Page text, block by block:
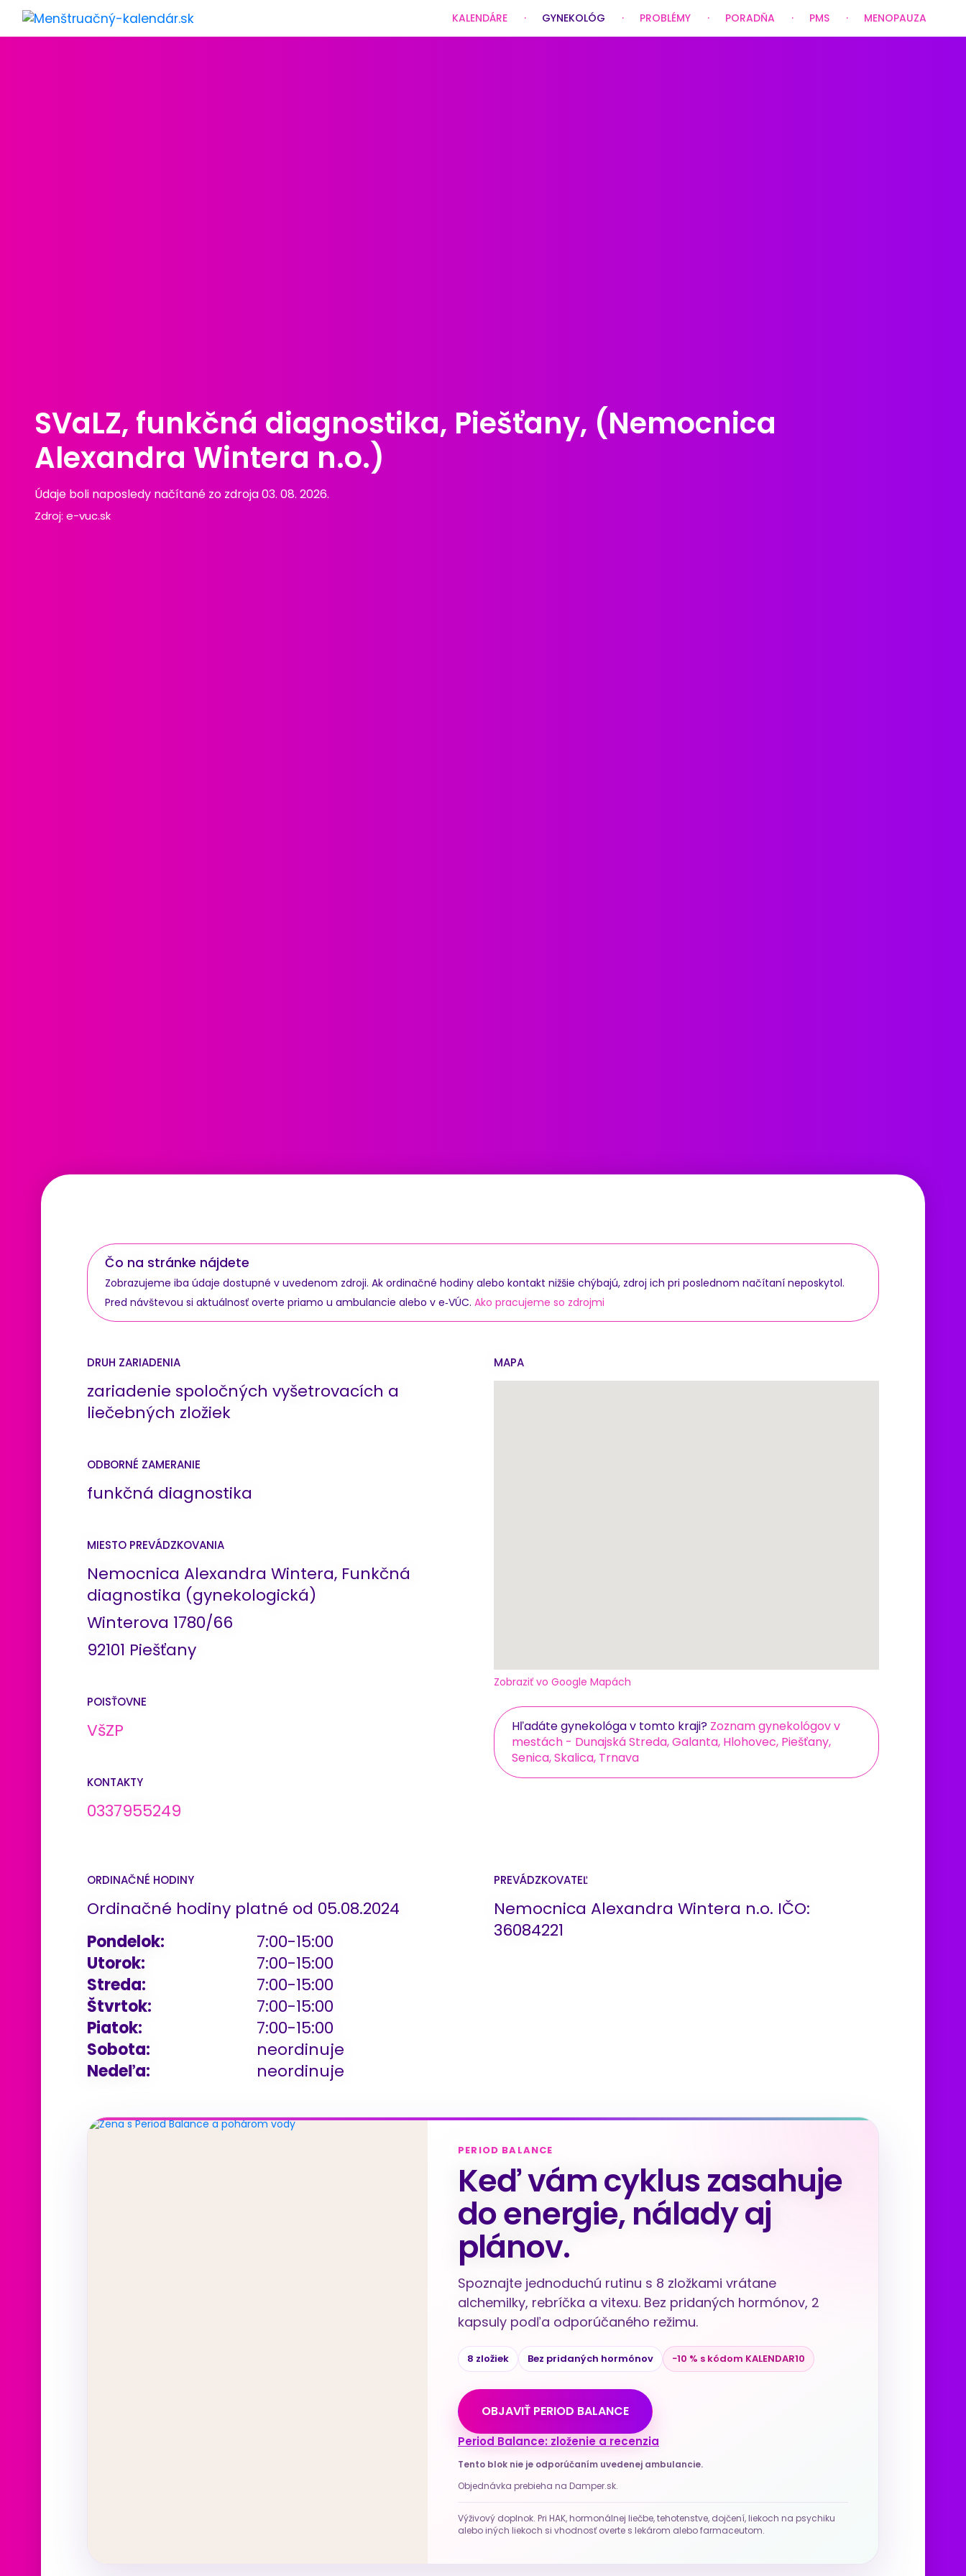
KALENDÁRE GYNEKOLÓG PROBLÉMY PORADŇA PMS MENOPAUZA
SVaLZ, funkčná diagnostika, Piešťany, (Nemocnica
Alexandra Wintera n.o.)
Údaje boli naposledy načítané zo zdroja 03. 08. 2026.
Zdroj: e-vuc.sk
Čo na stránke nájdete
Zobrazujeme iba údaje dostupné v uvedenom zdroji. Ak ordinačné hodiny alebo kontakt nižšie chýbajú, zdroj ich pri poslednom načítaní neposkytol.
Pred návštevou si aktuálnosť overte priamo u ambulancie alebo v e‑VÚC. Ako pracujeme so zdrojmi
DRUH ZARIADENIA
zariadenie spoločných vyšetrovacích a
liečebných zložiek
ODBORNÉ ZAMERANIE
funkčná diagnostika
MIESTO PREVÁDZKOVANIA
Nemocnica Alexandra Wintera, Funkčná
diagnostika (gynekologická)
Winterova 1780/66
92101 Piešťany
POISŤOVNE
VšZP
KONTAKTY
0337955249
MAPA
Zobraziť vo Google Mapách
Hľadáte gynekológa v tomto kraji? Zoznam gynekológov v
mestách - Dunajská Streda, Galanta, Hlohovec, Piešťany,
Senica, Skalica, Trnava
ORDINAČNÉ HODINY
Ordinačné hodiny platné od 05.08.2024
Pondelok:
7:00-15:00
Utorok:
7:00-15:00
Streda:
7:00-15:00
Štvrtok:
7:00-15:00
Piatok:
7:00-15:00
Sobota:
neordinuje
Nedeľa:
neordinuje
PREVÁDZKOVATEĽ
Nemocnica Alexandra Wintera n.o. IČO:
36084221
PERIOD BALANCE
Keď vám cyklus zasahuje
do energie, nálady aj
plánov.
Spoznajte jednoduchú rutinu s 8 zložkami vrátane
alchemilky, rebríčka a vitexu. Bez pridaných hormónov, 2
kapsuly podľa odporúčaného režimu.
8 zložiek Bez pridaných hormónov −10 % s kódom KALENDAR10
OBJAVIŤ PERIOD BALANCE
Period Balance: zloženie a recenzia
Tento blok nie je odporúčaním uvedenej ambulancie.
Objednávka prebieha na Damper.sk.
Výživový doplnok. Pri HAK, hormonálnej liečbe, tehotenstve, dojčení, liekoch na psychiku
alebo iných liekoch si vhodnosť overte s lekárom alebo farmaceutom.